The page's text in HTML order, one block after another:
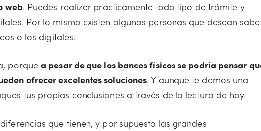
web. Puedes realizar prácticamente todo tipo de trámite y
Por lo mismo existen algunas personas que desean
o los digitales.
porquea pesar de que los bancos físicos se podría pensar
ofrecer excelentes soluciones. Y aunque te demos una
tus propias conclusiones a través de la lectura de hoy.
que tienen, y por supuesto las grandes